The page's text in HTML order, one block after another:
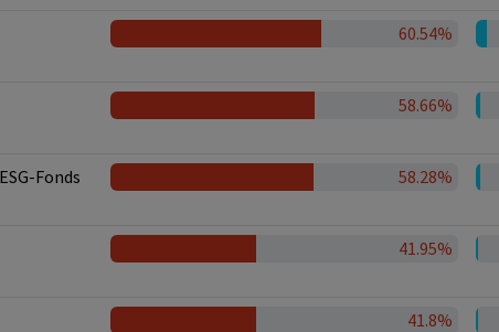
60.54%
58.66%
ESG-Fonds 58.28%
41.95%
41.8%